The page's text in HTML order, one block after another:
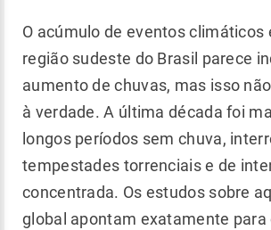
O acúmulo de eventos climáticos
região sudeste do Brasil parece
aumento de chuvas, mas isso
à verdade. A última década foi
longos períodos sem chuva,
tempestades torrenciais e de
concentrada. Os estudos sobre
global apontam exatamente para